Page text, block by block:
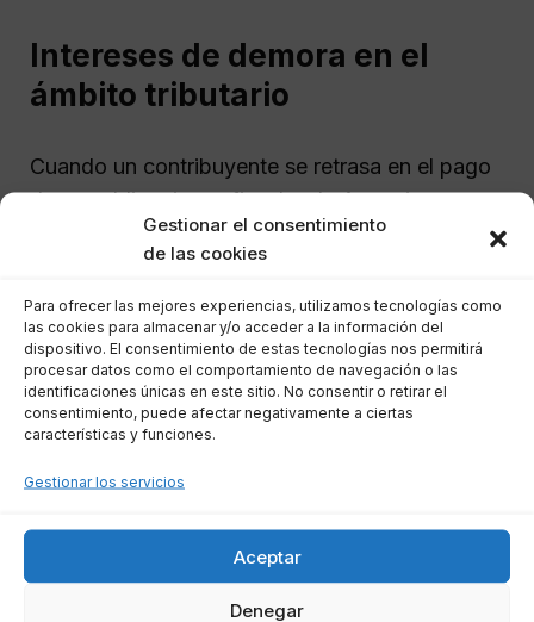
Gestionar el consentimiento
de las cookies
Para ofrecer las mejores experiencias, utilizamos tecnologías como
las cookies para almacenar y/o acceder a la información del
dispositivo. El consentimiento de estas tecnologías nos permitirá
procesar datos como el comportamiento de navegación o las
identificaciones únicas en este sitio. No consentir o retirar el
consentimiento, puede afectar negativamente a ciertas
características y funciones.
Gestionar los servicios
Aceptar
Denegar
Intereses de demora en el
ámbito tributario
Cuando un contribuyente se retrasa en el pago
de sus obligaciones fiscales, la Agencia
Tributaria aplica intereses de demora a partir del
día siguiente al vencimiento del plazo de pago
voluntario. Esto implica que,
independientemente de las sanciones que se
puedan aplicar, los intereses de demora se
devengan automáticamente.
sanción impuesta por la administración. Esto
significa que, aunque no se imponga una multa,
el contribuyente seguirá acumulando intereses